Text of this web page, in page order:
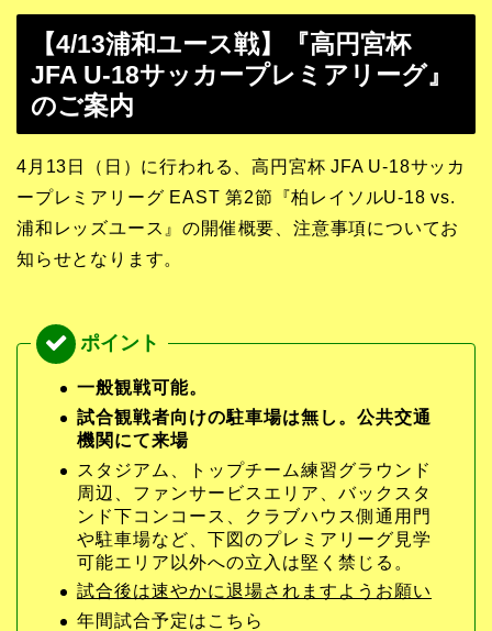
【4/13浦和ユース戦】『高円宮杯
JFA U-18サッカープレミアリーグ』
のご案内
4月13日（日）に行われる、高円宮杯 JFA U-18サッカ
ープレミアリーグ EAST 第2節『柏レイソルU-18 vs.
浦和レッズユース』の開催概要、注意事項についてお
知らせとなります。
一般観戦可能。
試合観戦者向けの駐車場は無し。公共交通
機関にて来場
スタジアム、トップチーム練習グラウンド
周辺、ファンサービスエリア、バックスタ
ンド下コンコース、クラブハウス側通用門
や駐車場など、下図のプレミアリーグ見学
可能エリア以外への立入は堅く禁じる。
試合後は速やかに退場されますようお願い
年間試合予定はこちら